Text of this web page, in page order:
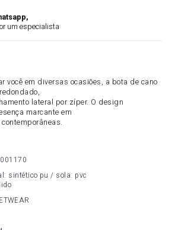
um especialista
você em diversas ocasiões, a bota de cano
lateral por zíper. O design
marcante em
sintético pu / sola: pvc